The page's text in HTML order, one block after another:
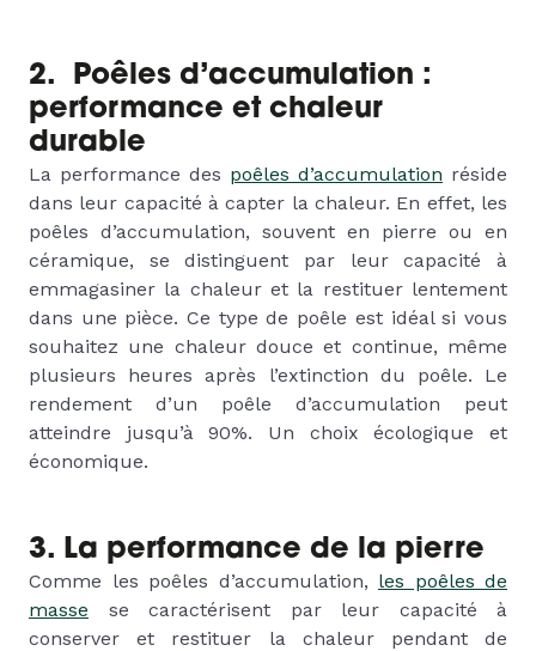
2. Poêles d’accumulation :
performance et chaleur
durable
La performance des poêles d’accumulation réside
dans leur capacité à capter la chaleur. En effet, les
poêles d’accumulation, souvent en pierre ou en
céramique, se distinguent par leur capacité à
emmagasiner la chaleur et la restituer lentement
dans une pièce. Ce type de poêle est idéal si vous
souhaitez une chaleur douce et continue, même
plusieurs heures après l’extinction du poêle. Le
rendement d’un poêle d’accumulation peut
atteindre jusqu’à 90%. Un choix écologique et
économique.
3. La performance de la pierre
Comme les poêles d’accumulation, les poêles de
masse se caractérisent par leur capacité à
conserver et restituer la chaleur pendant de